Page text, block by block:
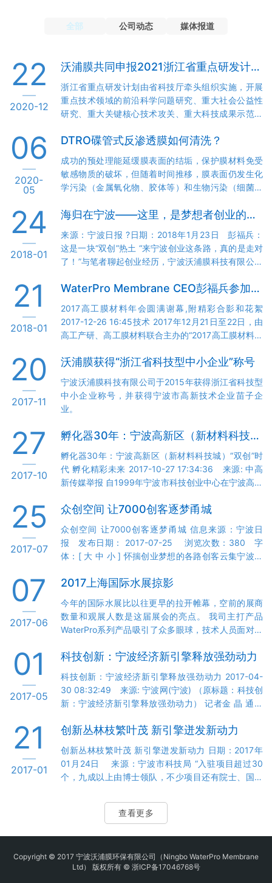
全部 公司动态 媒体报道
22
2020-12
沃浦膜共同申报2021浙江省重点研发计划立项
浙江省重点研发计划由省科技厅牵头组织实施，开展
重点技术领域的前沿科学问题研究、重大社会公益性
研究、重大关键核心技术攻关、重大科技成果示范应
项目实施，加快取得一批标志性成果和战略性产品，
济社会高质量发展和“两个高水平”建设提供战略支
撑。? 《高盐高有机物工业废水近零排放及资源化关键
技术研究与应用示范》由宁波沃浦膜科技有限公司联
合天津大学浙江研究院、天津大学化工学院工业结晶
团队和中化（宁波）润沃膜科技有限公司…
06
2020-
05
DTRO碟管式反渗透膜如何清洗？
成功的预处理能延缓膜表面的结垢，保护膜材料免受
敏感物质的破坏，但随着时间推移，膜表面仍发生化
学污染（金属氧化物、胶体等）和生物污染（细菌粘
当反渗透性能下降到一定程度时，就要进行及时有效
难以恢复。? 水力冲洗 DTRO膜组件在每次系统关闭
时自动进行冲洗。冲洗时间一般设定为15—20分钟。
主要目的是采用DTRO的透过液，利用流体的紊流作用
使污染物自膜面剥离而被冲走，并防止停机状态下渗
滤液中的污染物在膜片表面沉…
24
2018-01
海归在宁波——这里，是梦想者创业的主场
来源：宁波日报 ?日期：2018年1月23日 彭福兵：
这是一块“双创”热土 “来宁波创业这条路，真的是走对
了！”与笔者聊起创业经历，宁波沃浦膜科技有限公司
直给外国人打工，就萌生了自己创业的想法，因为之
所以就来宁波创业了。” 2015年，曾在美国加州大学
洛杉矶分校留学的环境工程博士彭福兵辞去了英国公
司高管的职务来到了宁波，凭借自己掌握的膜法水处
理技术，成立了宁波沃浦膜科技有限公司…
21
2018-01
WaterPro Membrane CEO彭福兵参加高工膜材料年会
2017高工膜材料年会圆满谢幕,附精彩合影和花絮
2017-12-26 16:45技术 2017年12月21日至22日，由
高工产研、高工膜材料联合主办的“2017高工膜材料产
紧凑而又干货满满，汇聚了膜材料领域知名学者专家
读产业未来发展方向和趋势，受到了业界广泛好评及
支持。 大咖云集 思想盛宴 本次峰会汇聚的一众行业
大咖，围绕“光学显示膜”、“光伏膜”、“功能膜”“水处理
膜”“膜材料设备”五大主题专场，与…
20
2017-11
沃浦膜获得“浙江省科技型中小企业”称号
宁波沃浦膜科技有限公司于2015年获得浙江省科技型
中小企业称号，并获得宁波市高新技术企业苗子企
业。
27
2017-10
孵化器30年：宁波高新区（新材料科技城）“双创”时代 孵化精彩未来
孵化器30年：宁波高新区（新材料科技城）“双创”时
代 孵化精彩未来 2017-10-27 17:34:36 来源: 中高
新传媒举报 自1999年宁波市科技创业中心在宁波高新
18年历程。 自1999年宁波市首个科技企业孵化器
波高新区科技企业孵化器事业已走过18年历程。 从最
初的租房加简单服务，到可提供企业所需的各类服
务，再到孵化器+创业导师、风险投资、各类平台等，
宁波高新区孵化器发展经历了1.0版到2.0版…
25
2017-07
众创空间 让7000创客逐梦甬城
众创空间 让7000创客逐梦甬城 信息来源：宁波日
报 发布日期： 2017-07-25 浏览次数：380 字
体：[ 大 中 小 ] 怀揣创业梦想的各路创客云集宁波。
市登记在册的各类创客人才在7000名左右，其中较为
客人才年龄大多在23岁至30岁之间。 “这里总共17层
楼，总面积约5万平方米，目前入驻率已达到了
100%，还有许多创客团队在排队等候。”宁波众创空
间负责人说。 近日，在鄞州区科技信息…
07
2017-06
2017上海国际水展掠影
今年的国际水展比以往更早的拉开帷幕，空前的展商
数量和观展人数是这届展会的亮点。 我司主打产品
WaterPro系列产品吸引了众多眼球，技术人员面对观
给客人们。 我司在今年主推的WaterPro IMS含油废水
海外客户增多是今年展会又一大的亮点。 展会三天在
紧张忙碌中结束了，公司收获颇多，有5-6家意向客户
通过洽谈有下一步合作计划，公司推出的WaterPro系
列膜产品，尤其是WaterPro PC膜更是得到…
01
2017-05
科技创新：宁波经济新引擎释放强劲动力
科技创新：宁波经济新引擎释放强劲动力 2017-04-
30 08:32:49 来源: 宁波网(宁波) （原标题：科技创
新：宁波经济新引擎释放强劲动力） 记者金 晶 通讯
现量产，产品已通过TCL、PPTV等公司的验证，正成
诉记者，今年一季度公司实现“开门红”，营业收入1.26
亿元，同比增长26.84%。短短八年，从不到10人的创
业团队，到年产值近7亿元的上市公司，激智科技用速
21
2017-01
创新丛林枝繁叶茂 新引擎迸发新动力
创新丛林枝繁叶茂 新引擎迸发新动力 日期：2017年
01月24日 来源：宁波市科技局 “入驻项目超过30
个，九成以上由博士领队，不少项目还有院士、国千
地亮出“最新成绩单”。“上个月，空间又入驻了一个重
量级机构——航空领域先进复合材料联合实验室。”郭
范例，将为宁波国家高新区乃至宁波新材料行业发展
注入强劲动力。宁波新材料众创空间高端创新项目扎
查看更多
Copyright © 2017 宁波沃浦膜环保有限公司（Ningbo WaterPro Membrane
Ltd）
版权所有 © 浙ICP备17046768号